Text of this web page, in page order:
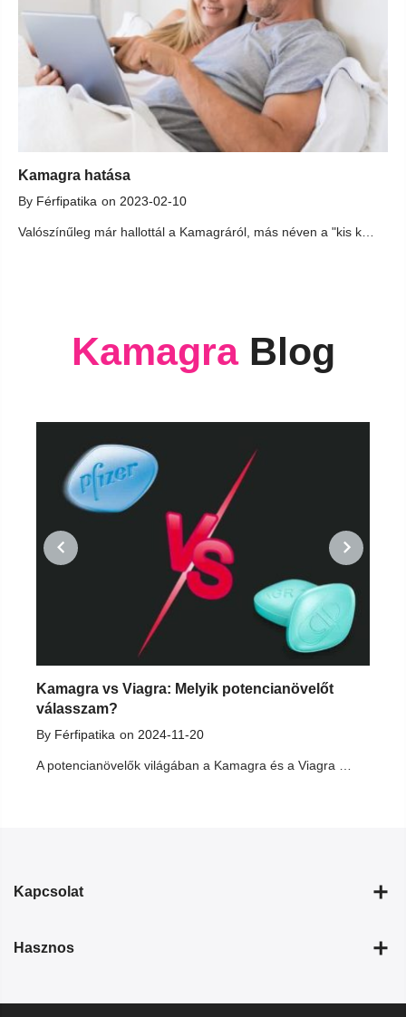
Kamagra hatása
By Férfipatika on 2023-02-10
Kamagra Blog
Kamagra vs Viagra: Melyik potencianövelőt
válasszam?
By Férfipatika on 2024-11-20
NEXT
Kapcsolat
Hasznos